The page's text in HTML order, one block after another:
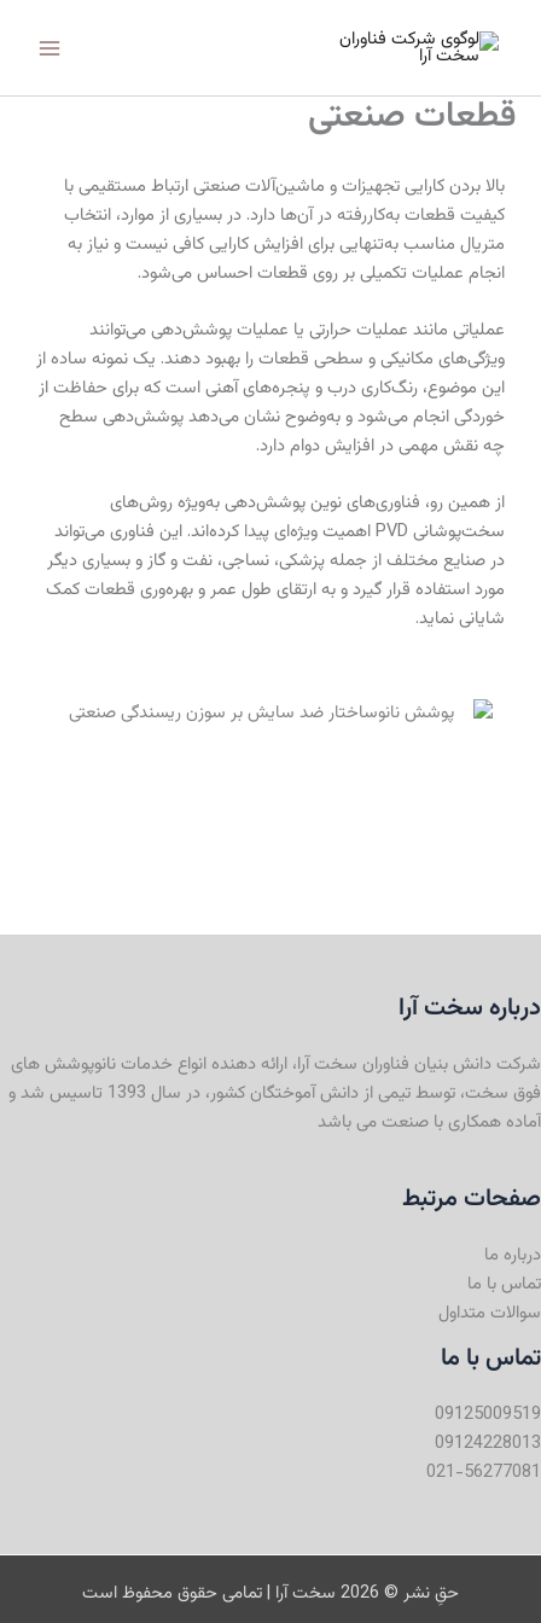
قطعات صنعتی
بالا بردن کارایی تجهیزات و ماشین‌آلات صنعتی ارتباط مستقیمی با
کیفیت قطعات به‌کاررفته در آن‌ها دارد. در بسیاری از موارد، انتخاب
متریال مناسب به‌تنهایی برای افزایش کارایی کافی نیست و نیاز به
انجام عملیات تکمیلی بر روی قطعات احساس می‌شود.
عملیاتی مانند عملیات حرارتی یا عملیات پوشش‌دهی می‌توانند
ویژگی‌های مکانیکی و سطحی قطعات را بهبود دهند. یک نمونه ساده از
این موضوع، رنگ‌کاری درب و پنجره‌های آهنی است که برای حفاظت از
خوردگی انجام می‌شود و به‌وضوح نشان می‌دهد پوشش‌دهی سطح
چه نقش مهمی در افزایش دوام دارد.
از همین رو، فناوری‌های نوین پوشش‌دهی به‌ویژه روش‌های
سخت‌پوشانی PVD اهمیت ویژه‌ای پیدا کرده‌اند. این فناوری می‌تواند
در صنایع مختلف از جمله پزشکی، نساجی، نفت و گاز و بسیاری دیگر
مورد استفاده قرار گیرد و به ارتقای طول عمر و بهره‌وری قطعات کمک
شایانی نماید.
درباره سخت آرا
شرکت دانش بنیان فناوران سخت آرا، ارائه دهنده انواع خدمات نانوپوشش های
فوق سخت، توسط تیمی از دانش آموختگان کشور، در سال 1393 تاسیس شد و
آماده همکاری با صنعت می باشد
صفحات مرتبط
درباره ما
تماس با ما
سوالات متداول
تماس با ما
09125009519
09124228013
021-56277081
حقِ نشر © 2026 سخت آرا | تمامی حقوق محفوظ است